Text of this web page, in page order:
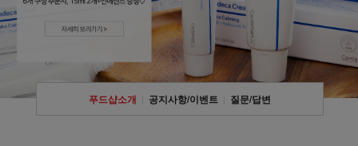
푸드샵소개 공지사항/이벤트 질문/답변